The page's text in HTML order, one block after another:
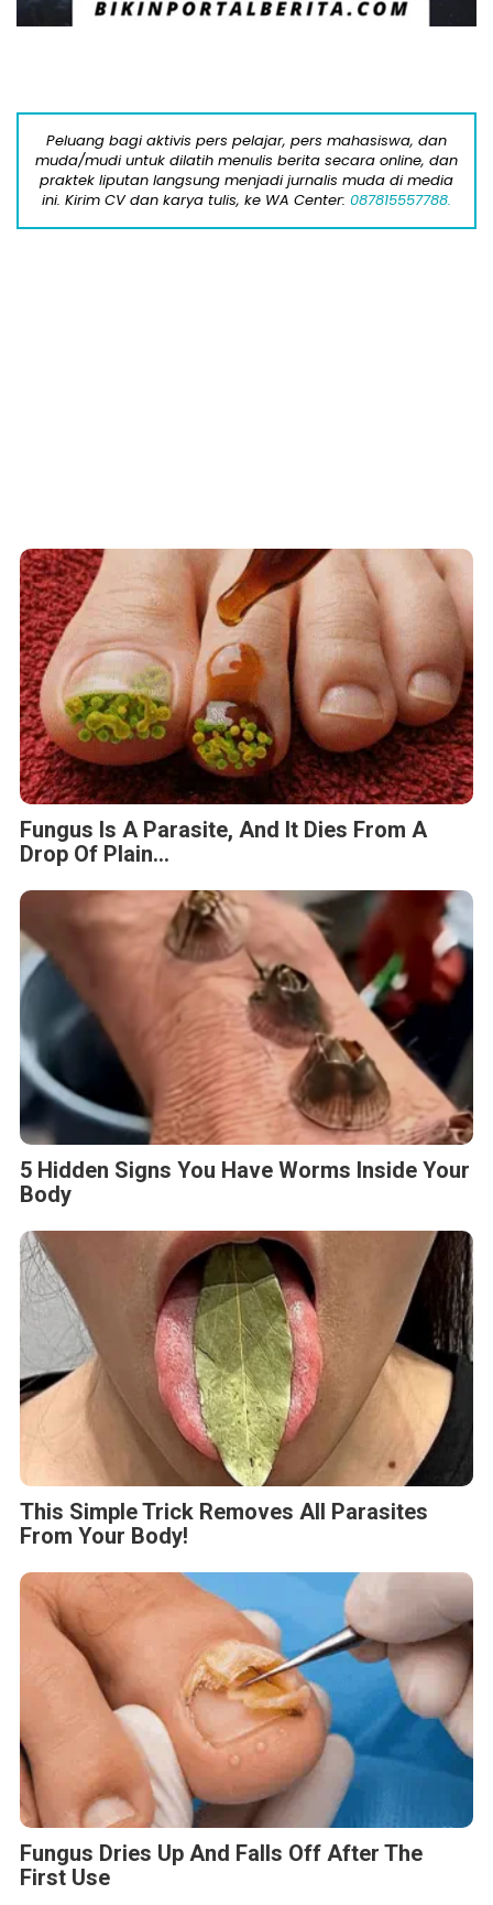
Peluang bagi aktivis pers pelajar, pers mahasiswa, dan
muda/mudi untuk dilatih menulis berita secara online, dan
praktek liputan langsung menjadi jurnalis muda di media
ini. Kirim CV dan karya tulis, ke WA Center: 087815557788.
Fungus Is A Parasite, And It Dies From A
Drop Of Plain...
5 Hidden Signs You Have Worms Inside Your
Body
This Simple Trick Removes All Parasites
From Your Body!
Fungus Dries Up And Falls Off After The
First Use